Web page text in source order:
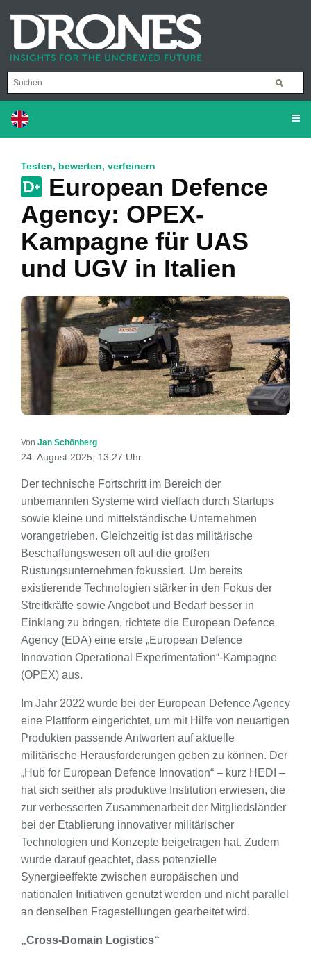
Testen, bewerten, verfeinern
European Defence
Agency: OPEX-
Kampagne für UAS
und UGV in Italien
Von Jan Schönberg
24. August 2025, 13:27 Uhr
Der technische Fortschritt im Bereich der
unbemannten Systeme wird vielfach durch Startups
sowie kleine und mittelständische Unternehmen
vorangetrieben. Gleichzeitig ist das militärische
Beschaffungswesen oft auf die großen
Rüstungsunternehmen fokussiert. Um bereits
existierende Technologien stärker in den Fokus der
Streitkräfte sowie Angebot und Bedarf besser in
Einklang zu bringen, richtete die European Defence
Agency (EDA) eine erste „European Defence
Innovation Operational Experimentation“-Kampagne
(OPEX) aus.
Im Jahr 2022 wurde bei der European Defence Agency
eine Plattform eingerichtet, um mit Hilfe von neuartigen
Produkten passende Antworten auf aktuelle
militärische Herausforderungen geben zu können. Der
„Hub for European Defence Innovation“ – kurz HEDI –
hat sich seither als produktive Institution erwiesen, die
zur verbesserten Zusammenarbeit der Mitgliedsländer
bei der Etablierung innovativer militärischer
Technologien und Konzepte beigetragen hat. Zudem
wurde darauf geachtet, dass potenzielle
Synergieeffekte zwischen europäischen und
nationalen Initiativen genutzt werden und nicht parallel
an denselben Fragestellungen gearbeitet wird.
„Cross-Domain Logistics“